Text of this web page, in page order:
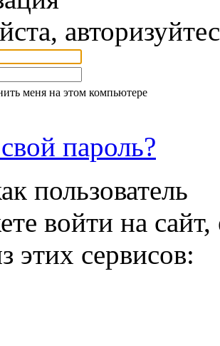
меня на этом компьютере
пароль?
пользователь
войти на сайт,
этих сервисов: